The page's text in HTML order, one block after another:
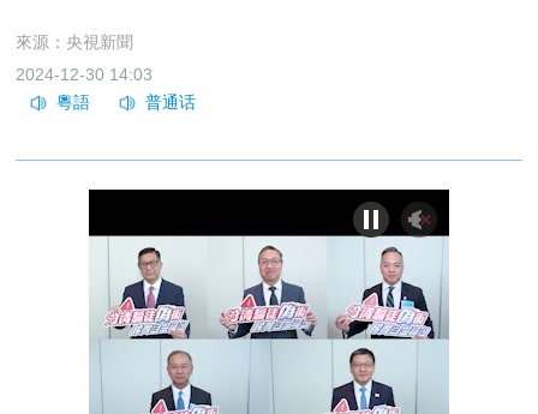
來源：央視新聞
2024-12-30 14:03